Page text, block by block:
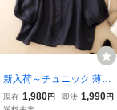
新入荷～チュニック 薄手
柔らかい 上品 気質 着回
し ナチュラル Vネック シ
現在 1,980円 即決 1,990円